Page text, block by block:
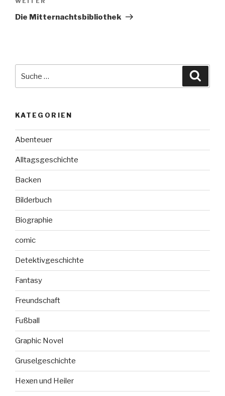
Nächster
Beitrag
Die Mitternachtsbibliothek
nach:
KATEGORIEN
Abenteuer
Alltagsgeschichte
Backen
Bilderbuch
Biographie
comic
Detektivgeschichte
Fantasy
Freundschaft
Fußball
Graphic Novel
Gruselgeschichte
Hexen und Heiler